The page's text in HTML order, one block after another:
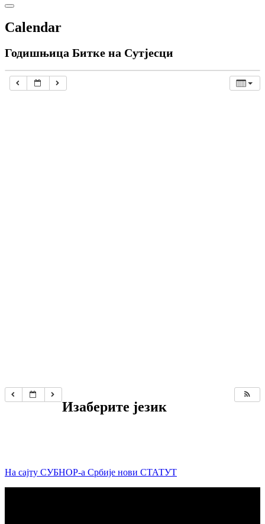
Calendar
Годишњица Битке на Сутјесци
Изаберите језик
На сајту СУБНОР-а Србије нови СТАТУТ